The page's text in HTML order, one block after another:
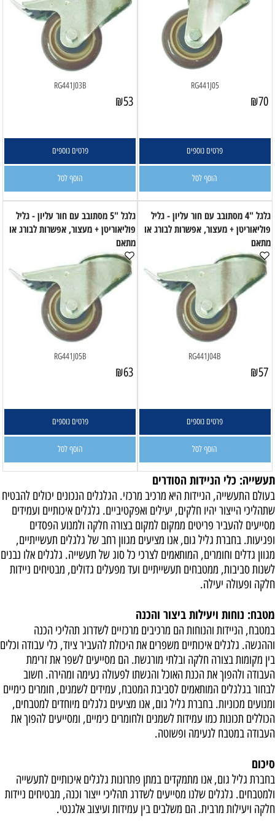
RG441J05
₪70
פרטים נוספים
הוסף לסל
RG441J03B
₪53
פרטים נוספים
הוסף לסל
גלגל "4 מסתובב עם חור עליון - גליל
פוליאוריטן + מעצור, אפשרות לבורג או
מתאם
RG441J04B
₪57
פרטים נוספים
הוסף לסל
גלגל "5 מסתובב עם חור עליון - גליל
פוליאוריטן + מעצור, אפשרות לבורג או
מתאם
RG441J05B
₪63
פרטים נוספים
הוסף לסל
תעשייה: כלי הניידות הסודרים
בעולם התעשייה, הניידות היא מרכיב מרכזי. הגלגלים הנכונים יכולים להבטיח
שתהליכי הייצור יהיו חלקים, יעילים ואפקטיביים. גלגלים איכותיים ועמידים
מסייעים להעביר פריטים ממקום למקום בצורה חלקה ולמנוע הפסדים
ופגיעות. בחברת גליל גום, אנו מציעים מגוון רחב של גלגלים תעשייתיים,
מגוון גדלים וחומרים, המותאמים לצרכי כל סוג של תעשייה. גלגלים אלו נבנים
לשנות סביבות, ממטבחים תעשייתיים ועד מפעלים גדולים, מבטיחים ניידות
חלקה ופעולה יעילה.
מטבח: נוחות ויעילות ביצור והכנה
במטבח, הניידות והנוחות הם מרכיבים מרכזיים לשדרוג תהליכי הכנה
וההגשה. גלגלים איכותיים משפרים את היכולת להעביר ציוד, כלי עבודה וכלים
בין מקומות בצורה חלקה ובלתי מורגשת. הם מסייעים לשפר את זרימת
העבודה ולהפוך את הכנת האוכל והגשתו לפעולה נעימה ומהירה. חשוב
לבחור בגלגלים המותאמים לסביבת המטבח, עמידים לשמנים, חומרים כימיים
ומנועים מכוניות. בחברת גליל גום, אנו מציעים גלגלים מיוחדים למטבחים,
הכוללים תכונות כמו עמידות לשמנים ולחומרים כימיים, ומסייעים להפוך את
העבודה במטבח לנעימה ופשוטה.
סיכום
בחברת גליל גום, אנו מתמקדים במתן פתרונות גלגלים איכותיים לתעשייה
ולמטבחים. גלגלים שלנו מסייעים לשדרג תהליכי ייצור וכנה, מבטיחים ניידות
חלקה ויעילות מרבית. הם משלבים בין עמידות ועיצוב אלגנטי.